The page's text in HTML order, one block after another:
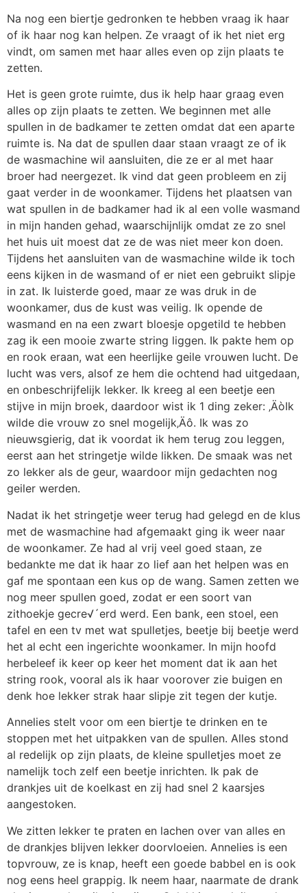
Na nog een biertje gedronken te hebben vraag ik haar
of ik haar nog kan helpen. Ze vraagt of ik het niet erg
vindt, om samen met haar alles even op zijn plaats te
zetten.
Het is geen grote ruimte, dus ik help haar graag even
alles op zijn plaats te zetten. We beginnen met alle
spullen in de badkamer te zetten omdat dat een aparte
ruimte is. Na dat de spullen daar staan vraagt ze of ik
de wasmachine wil aansluiten, die ze er al met haar
broer had neergezet. Ik vind dat geen probleem en zij
gaat verder in de woonkamer. Tijdens het plaatsen van
wat spullen in de badkamer had ik al een volle wasmand
in mijn handen gehad, waarschijnlijk omdat ze zo snel
het huis uit moest dat ze de was niet meer kon doen.
Tijdens het aansluiten van de wasmachine wilde ik toch
eens kijken in de wasmand of er niet een gebruikt slipje
in zat. Ik luisterde goed, maar ze was druk in de
woonkamer, dus de kust was veilig. Ik opende de
wasmand en na een zwart bloesje opgetild te hebben
zag ik een mooie zwarte string liggen. Ik pakte hem op
en rook eraan, wat een heerlijke geile vrouwen lucht. De
lucht was vers, alsof ze hem die ochtend had uitgedaan,
en onbeschrijfelijk lekker. Ik kreeg al een beetje een
stijve in mijn broek, daardoor wist ik 1 ding zeker: ‚ÄòIk
wilde die vrouw zo snel mogelijk‚Äô. Ik was zo
nieuwsgierig, dat ik voordat ik hem terug zou leggen,
eerst aan het stringetje wilde likken. De smaak was net
zo lekker als de geur, waardoor mijn gedachten nog
geiler werden.
Nadat ik het stringetje weer terug had gelegd en de klus
met de wasmachine had afgemaakt ging ik weer naar
de woonkamer. Ze had al vrij veel goed staan, ze
bedankte me dat ik haar zo lief aan het helpen was en
gaf me spontaan een kus op de wang. Samen zetten we
nog meer spullen goed, zodat er een soort van
zithoekje gecre√´erd werd. Een bank, een stoel, een
tafel en een tv met wat spulletjes, beetje bij beetje werd
het al echt een ingerichte woonkamer. In mijn hoofd
herbeleef ik keer op keer het moment dat ik aan het
string rook, vooral als ik haar voorover zie buigen en
denk hoe lekker strak haar slipje zit tegen der kutje.
Annelies stelt voor om een biertje te drinken en te
stoppen met het uitpakken van de spullen. Alles stond
al redelijk op zijn plaats, de kleine spulletjes moet ze
namelijk toch zelf een beetje inrichten. Ik pak de
drankjes uit de koelkast en zij had snel 2 kaarsjes
aangestoken.
We zitten lekker te praten en lachen over van alles en
de drankjes blijven lekker doorvloeien. Annelies is een
topvrouw, ze is knap, heeft een goede babbel en is ook
nog eens heel grappig. Ik neem haar, naarmate de drank